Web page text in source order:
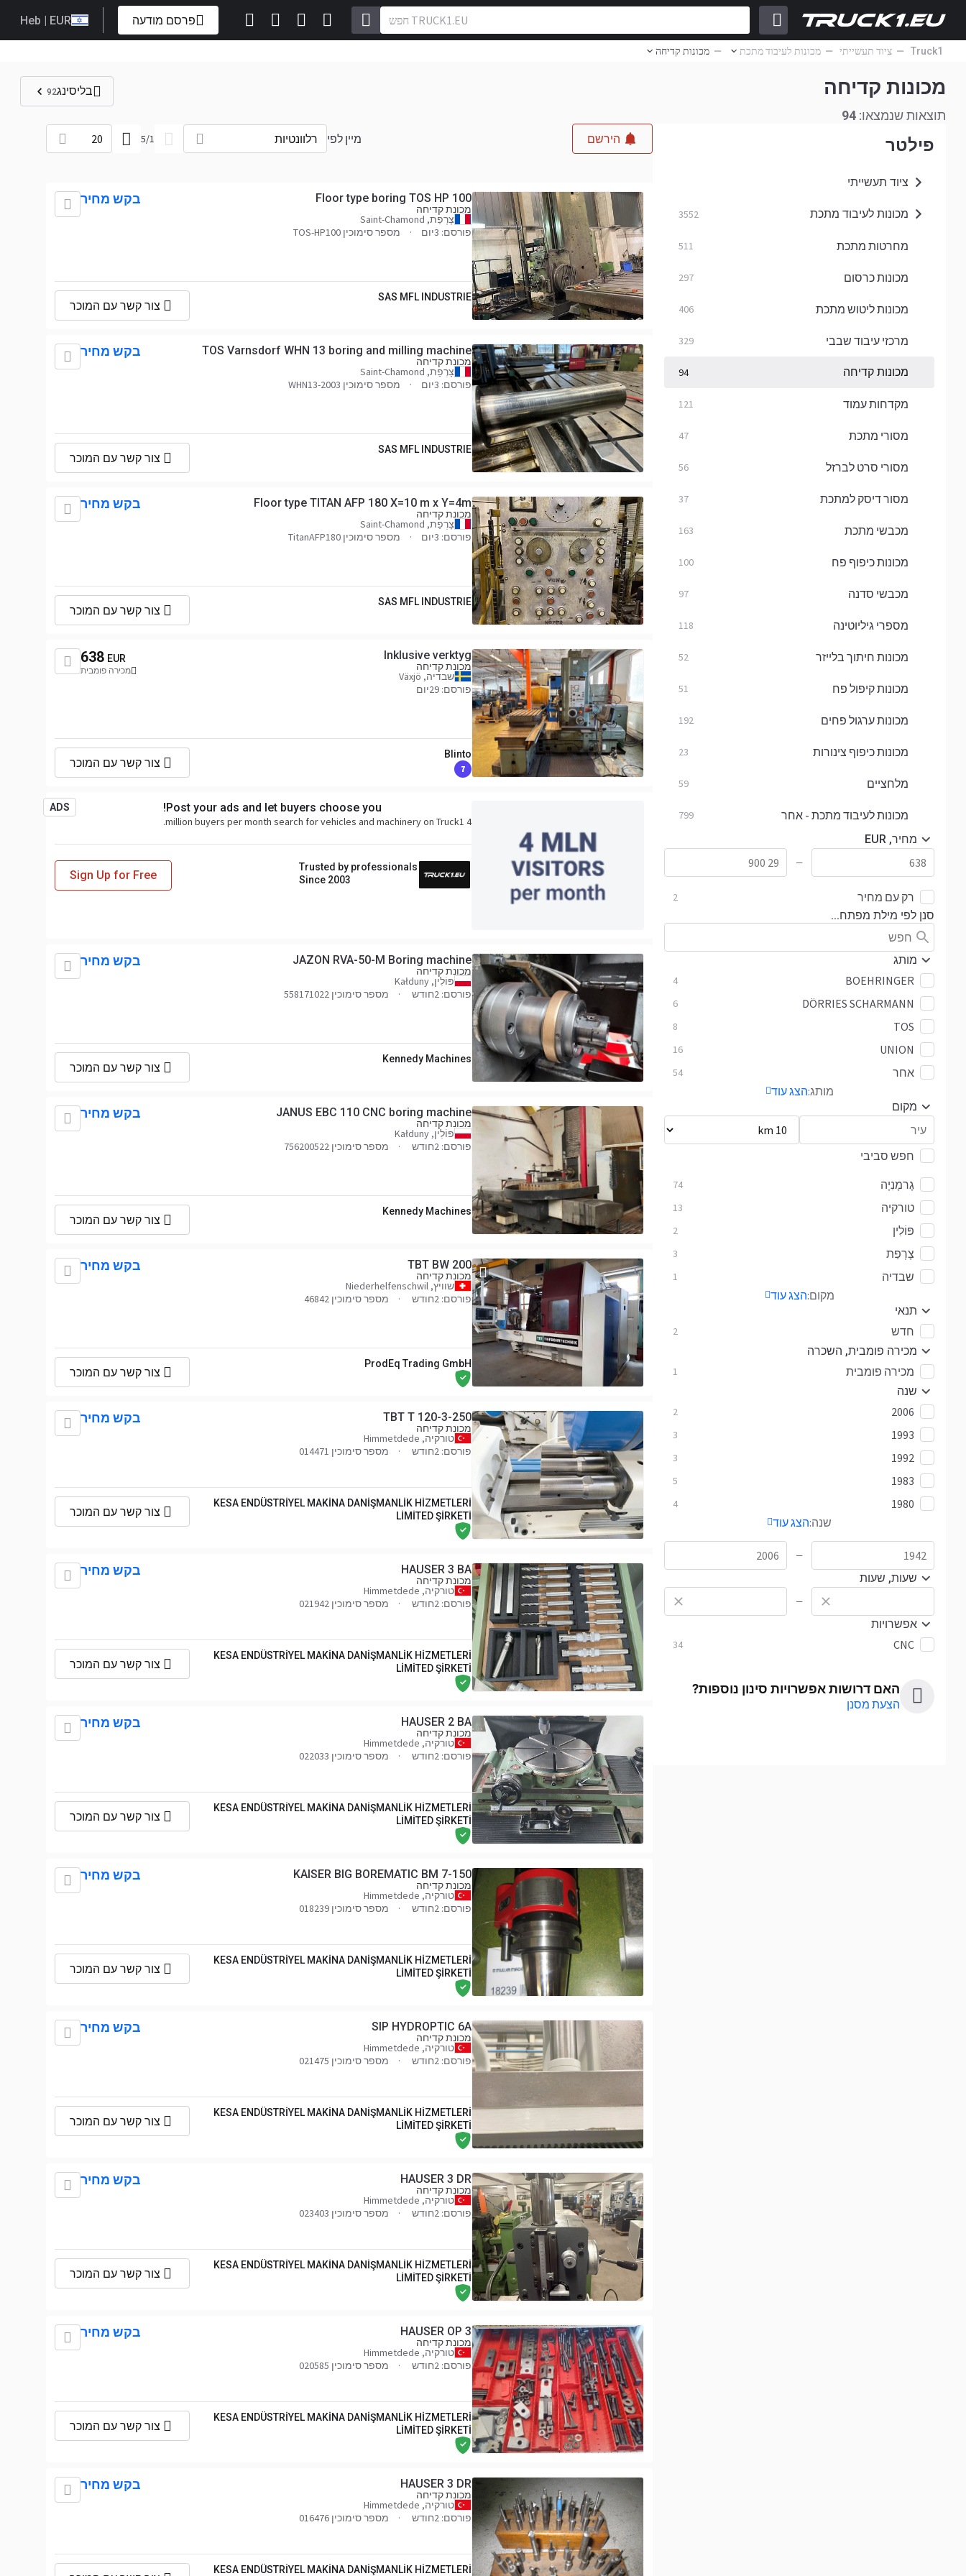
פרסם מודעה Heb | EUR
Truck1 ציוד תעשייתי מכונות לעיבוד מתכת מכונות קדיחה
מכונות קדיחה
תוצאות שנמצאו: 94
בליסינג92
פילטר
ציוד תעשייתי
מכונות לעיבוד מתכת 3552
מחרטות מתכת 511
מכונות כרסום 297
מכונות ליטוש מתכת 406
מרכזי עיבוד שבבי 329
מכונות קדיחה 94
מקדחות עמוד 121
מסורי מתכת 47
מסורי סרט לברזל 56
מסור דיסק למתכת 37
מכבשי מתכת 163
מכונות כיפוף פח 100
מכבשי סדנה 97
מספרי גיליוטינה 118
מכונות חיתוך בלייזר 52
מכונות קיפול פח 51
מכונות ערגול פחים 192
מכונות כיפוף צינורות 23
מלחציים 59
מכונות לעיבוד מתכת - אחר 799
מחיר, EUR
—
רק עם מחיר 2
סנן לפי מילת מפתח...
מותג
BOEHRINGER
4
DÖRRIES SCHARMANN
6
TOS
8
UNION
16
אחר 54
מותג:הצג עוד
מקום
חפש סביבי
גֶרמָנִיָה
74
טורקיה 13
פּוֹלִין 2
צָרְפַת 3
שבדיה 1
מקום:הצג עוד
תנאי
חדש 2
מכירה פומבית, השכרה
מכירה פומבית 1
שנה
2006
2
1993
3
1992
3
1983
5
1980
4
שנה:הצג עוד
—
שעות, שעות
—
אפשרויות
CNC
34
האם דרושות אפשרויות סינון נוספות?
הצעת מסנן
הירשם מיין לפי רלוונטיות 1
/
5
20
Floor type boring TOS HP 100
מכונת קדיחה
צָרְפַת, Saint-Chamond
פורסם: 3יום
מספר סימוכין TOS-HP100
בקש מחיר
SAS MFL INDUSTRIE
צור קשר עם המוכר
TOS Varnsdorf WHN 13 boring and milling machine
מכונת קדיחה
צָרְפַת, Saint-Chamond
פורסם: 3יום
מספר סימוכין WHN13-2003
בקש מחיר
SAS MFL INDUSTRIE
צור קשר עם המוכר
Floor type TITAN AFP 180 X=10 m x Y=4m
מכונת קדיחה
צָרְפַת, Saint-Chamond
פורסם: 3יום
מספר סימוכין TitanAFP180
בקש מחיר
SAS MFL INDUSTRIE
צור קשר עם המוכר
Inklusive verktyg
מכונת קדיחה
שבדיה, Växjö
פורסם: 29יום
638 EUR
מכירה פומבית
Blinto
7 צור קשר עם המוכר
ADS Post your ads and let buyers choose you!
4 million buyers per month search for vehicles and machinery on Truck1.
Trusted by professionals
Since 2003
Sign Up for Free
JAZON RVA-50-M Boring machine
מכונת קדיחה
פּוֹלִין, Kałduny
פורסם: 2חודש
מספר סימוכין 558171022
בקש מחיר
Kennedy Machines
צור קשר עם המוכר
JANUS EBC 110 CNC boring machine
מכונת קדיחה
פּוֹלִין, Kałduny
פורסם: 2חודש
מספר סימוכין 756200522
בקש מחיר
Kennedy Machines
צור קשר עם המוכר
TBT BW 200
מכונת קדיחה
שוויץ, Niederhelfenschwil
פורסם: 2חודש
מספר סימוכין 46842
בקש מחיר
ProdEq Trading GmbH
צור קשר עם המוכר
TBT T 120-3-250
מכונת קדיחה
טורקיה, Himmetdede
פורסם: 2חודש
מספר סימוכין 014471
בקש מחיר
KESA ENDÜSTRİYEL MAKİNA DANİŞMANLİK HİZMETLERİ
LİMİTED ŞİRKETİ
צור קשר עם המוכר
HAUSER 3 BA
מכונת קדיחה
טורקיה, Himmetdede
פורסם: 2חודש
מספר סימוכין 021942
בקש מחיר
KESA ENDÜSTRİYEL MAKİNA DANİŞMANLİK HİZMETLERİ
LİMİTED ŞİRKETİ
צור קשר עם המוכר
HAUSER 2 BA
מכונת קדיחה
טורקיה, Himmetdede
פורסם: 2חודש
מספר סימוכין 022033
בקש מחיר
KESA ENDÜSTRİYEL MAKİNA DANİŞMANLİK HİZMETLERİ
LİMİTED ŞİRKETİ
צור קשר עם המוכר
KAISER BIG BOREMATIC BM 7-150
מכונת קדיחה
טורקיה, Himmetdede
פורסם: 2חודש
מספר סימוכין 018239
בקש מחיר
KESA ENDÜSTRİYEL MAKİNA DANİŞMANLİK HİZMETLERİ
LİMİTED ŞİRKETİ
צור קשר עם המוכר
SIP HYDROPTIC 6A
מכונת קדיחה
טורקיה, Himmetdede
פורסם: 2חודש
מספר סימוכין 021475
בקש מחיר
KESA ENDÜSTRİYEL MAKİNA DANİŞMANLİK HİZMETLERİ
LİMİTED ŞİRKETİ
צור קשר עם המוכר
HAUSER 3 DR
מכונת קדיחה
טורקיה, Himmetdede
פורסם: 2חודש
מספר סימוכין 023403
בקש מחיר
KESA ENDÜSTRİYEL MAKİNA DANİŞMANLİK HİZMETLERİ
LİMİTED ŞİRKETİ
צור קשר עם המוכר
HAUSER OP 3
מכונת קדיחה
טורקיה, Himmetdede
פורסם: 2חודש
מספר סימוכין 020585
בקש מחיר
KESA ENDÜSTRİYEL MAKİNA DANİŞMANLİK HİZMETLERİ
LİMİTED ŞİRKETİ
צור קשר עם המוכר
HAUSER 3 DR
מכונת קדיחה
טורקיה, Himmetdede
פורסם: 2חודש
מספר סימוכין 016476
בקש מחיר
KESA ENDÜSTRİYEL MAKİNA DANİŞMANLİK HİZMETLERİ